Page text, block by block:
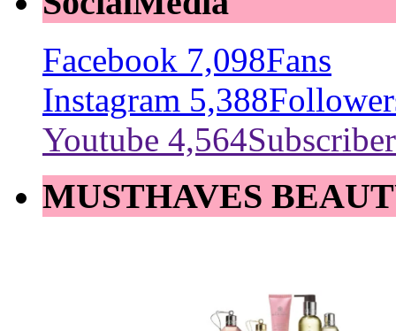
Facebook 7,098Fans
Instagram 5,388
Youtube 4,564Subscriber
MUSTHAVES